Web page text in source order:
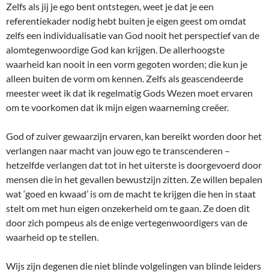
Zelfs als jij je ego bent ontstegen, weet je dat je een
referentiekader nodig hebt buiten je eigen geest om omdat
zelfs een individualisatie van God nooit het perspectief van de
alomtegenwoordige God kan krijgen. De allerhoogste
waarheid kan nooit in een vorm gegoten worden; die kun je
alleen buiten de vorm om kennen. Zelfs als geascendeerde
meester weet ik dat ik regelmatig Gods Wezen moet ervaren
om te voorkomen dat ik mijn eigen waarneming creëer.
God of zuiver gewaarzijn ervaren, kan bereikt worden door het
verlangen naar macht van jouw ego te transcenderen –
hetzelfde verlangen dat tot in het uiterste is doorgevoerd door
mensen die in het gevallen bewustzijn zitten. Ze willen bepalen
wat ‘goed en kwaad’ is om de macht te krijgen die hen in staat
stelt om met hun eigen onzekerheid om te gaan. Ze doen dit
door zich pompeus als de enige vertegenwoordigers van de
waarheid op te stellen.
Wijs zijn degenen die niet blinde volgelingen van blinde leiders